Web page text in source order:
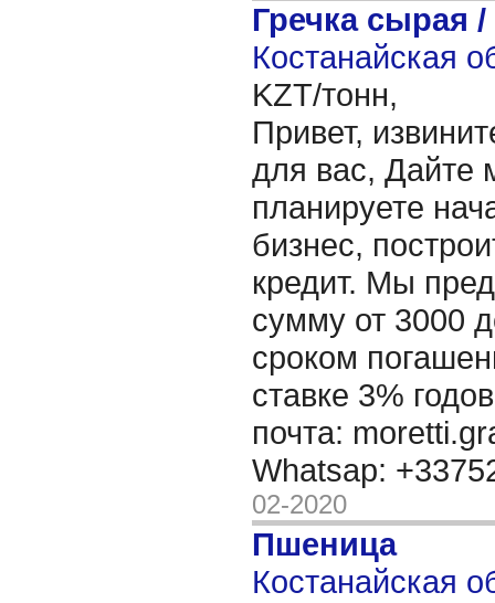
Гречка сырая /
Костанайская
KZT/тонн,
Привет,
для вас, Дайте
планируете
бизнес,
кредит. Мы
сумму от 3000
сроком
ставке 3%
почта:
Whatsap:
02-2020
Пшеница
Костанайская